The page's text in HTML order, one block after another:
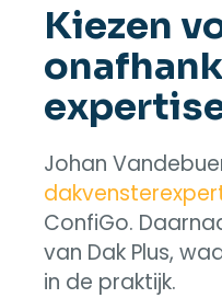
Kiezen
Johan
ConfiGo.
van Dak Plus,
in de praktijk.